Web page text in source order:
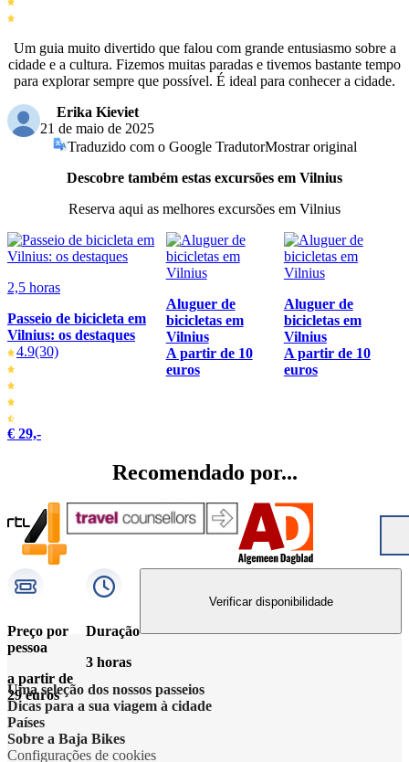
Um guia muito divertido que falou com grande entusiasmo sobre a
cidade e a cultura. Fizemos muitas paradas e tivemos bastante tempo
para explorar sempre que possível. É ideal para conhecer a cidade.
Erika Kieviet
21 de maio de 2025
Traduzido com o Google TradutorMostrar original
Descobre também estas excursões em Vilnius
Reserva aqui as melhores excursões em Vilnius
2,5 horas
Passeio de bicicleta em
Vilnius: os destaques
4.9(30)
€ 29,-
Aluguer de
bicicletas em
Vilnius
A partir de 10
euros
Aluguer de
bicicletas em
Vilnius
A partir de 10
euros
Recomendado por...
Preço por
pessoa
a partir de
29 euros
Duração
3 horas
Verificar disponibilidade
Uma seleção dos nossos passeios
Dicas para a sua viagem à cidade
Países
Sobre a Baja Bikes
Configurações de cookies